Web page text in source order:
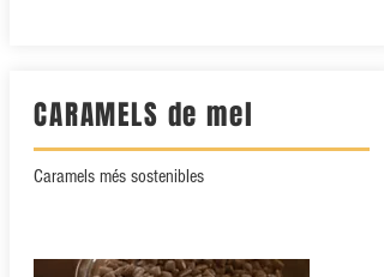
CARAMELS de mel
Caramels més sostenibles